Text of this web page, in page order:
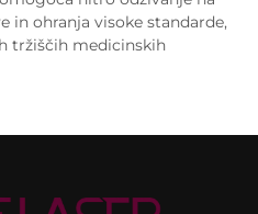
in ohranja visoke standarde,
tržiščih medicinskih